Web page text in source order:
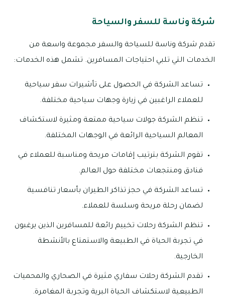
شركة وناسة للسفر والسياحة
تقدم شركة وناسة للسياحة والسفر مجموعة واسعة من
الخدمات التي تلبي احتياجات المسافرين. تشمل هذه الخدمات:
تساعد الشركة في الحصول على تأشيرات سفر سياحية
للعملاء الراغبين في زيارة وجهات سياحية مختلفة.
تنظم الشركة جولات سياحية ممتعة ومثيرة لاستكشاف
المعالم السياحية الرائعة في الوجهات المختلفة.
تقوم الشركة بترتيب إقامات مريحة ومناسبة للعملاء في
فنادق ومنتجعات مختلفة حول العالم.
تساعد الشركة في حجز تذاكر الطيران بأسعار تنافسية
لضمان رحلة مريحة وسلسة للعملاء.
تنظم الشركة رحلات تخييم رائعة للمسافرين الذين يرغبون
في تجربة الحياة في الطبيعة والاستمتاع بالأنشطة
الخارجية.
تقدم الشركة رحلات سفاري مثيرة في الصحاري والمحميات
الطبيعية لاستكشاف الحياة البرية وتجربة المغامرة.